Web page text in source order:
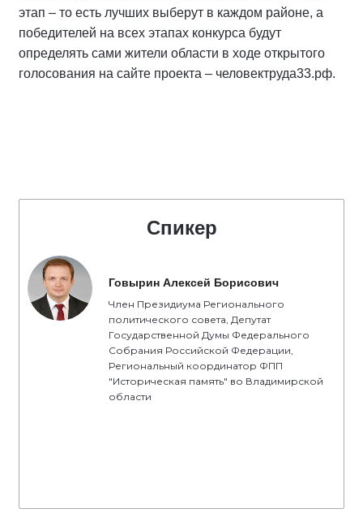
этап – то есть лучших выберут в каждом районе, а
победителей на всех этапах конкурса будут
определять сами жители области в ходе открытого
голосования на сайте проекта – человектруда33.рф.
Спикер
Говырин Алексей Борисович
Член Президиума Регионального
политического совета, Депутат
Государственной Думы Федерального
Собрания Российской Федерации,
Региональный координатор ФПП
"Историческая память" во Владимирской
области